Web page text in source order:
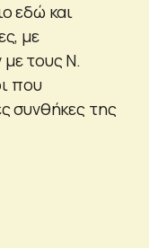
εδώ και
με
τους Ν.
που
συνθήκες της